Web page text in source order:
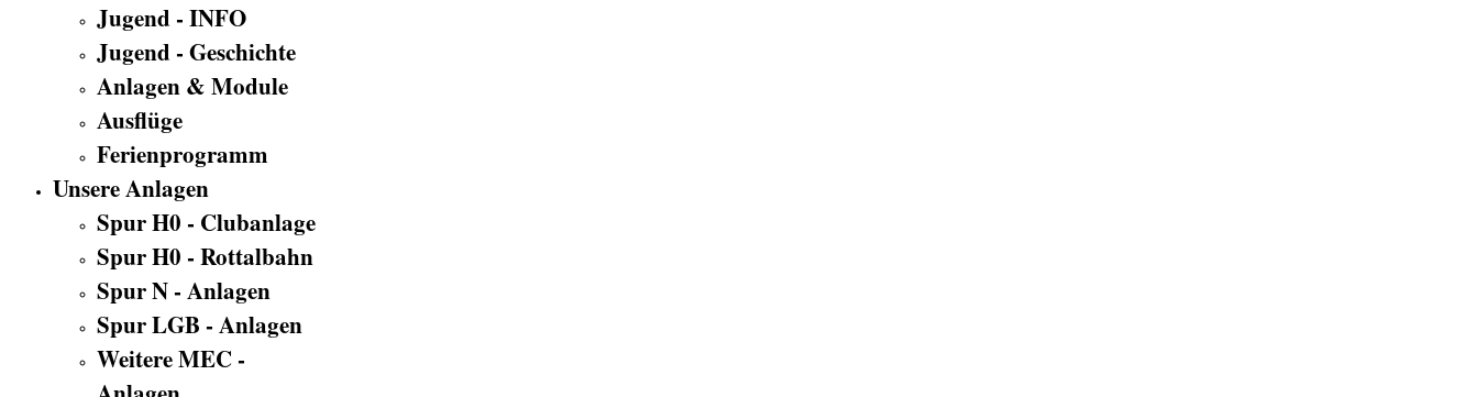
Jugend - INFO
Jugend - Geschichte
Anlagen & Module
Ausflüge
Ferienprogramm
Unsere Anlagen
Spur H0 - Clubanlage
Spur H0 - Rottalbahn
Spur N - Anlagen
Spur LGB - Anlagen
Weitere MEC -